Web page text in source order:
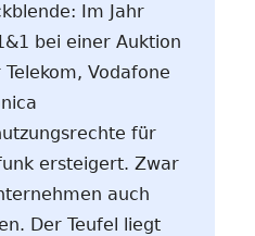
Im Jahr
bei einer Auktion
Vodafone
für
ersteigert. Zwar
auch
Der Teufel liegt